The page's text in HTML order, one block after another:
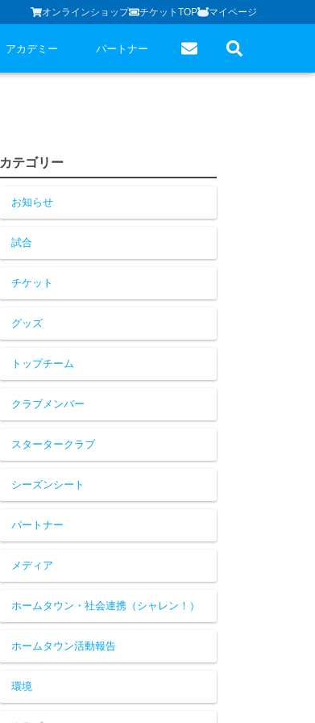
オンラインショップ チケットTOP マイページ
アカデミー パートナー
カテゴリー
お知らせ
試合
チケット
グッズ
トップチーム
クラブメンバー
スタータークラブ
シーズンシート
パートナー
メディア
ホームタウン・社会連携（シャレン！）
ホームタウン活動報告
環境